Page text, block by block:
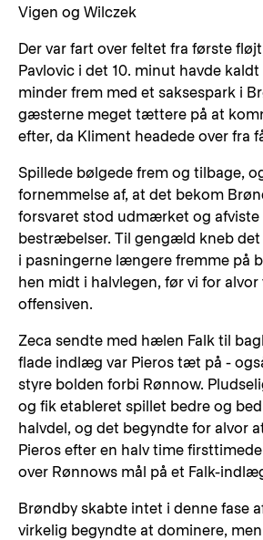
Vigen og Wilczek
Der var fart over feltet fra første
Pavlovic i det 10. minut havde
minder frem med et saksespark i
gæsterne meget tættere på at
efter, da Kliment headede over fra
Spillede bølgede frem og tilbage,
fornemmelse af, at det bekom
forsvaret stod udmærket og afviste
bestræbelser. Til gengæld kneb
i pasningerne længere fremme på
hen midt i halvlegen, før vi for
offensiven.
Zeca sendte med hælen Falk til
flade indlæg var Pieros tæt på -
styre bolden forbi Rønnow.
og fik etableret spillet bedre og
halvdel, og det begyndte for alvor
Pieros efter en halv time
over Rønnows mål på et Falk-
Brøndby skabte intet i denne fase
virkelig begyndte at dominere,